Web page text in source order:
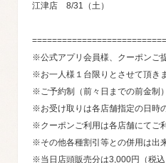
江津店 8/31（土）
※公式アプリ会員様、クーポン
※お一人様１台限りとさせ
※ご予約制（前々日までの前金制
※お受け取りは各店舗指定の日時
※クーポンご利用は各店舗にてご
※その他各種割引等との併用は出
※当日店頭販売分は3,000円（税